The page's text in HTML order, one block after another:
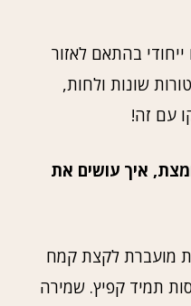
בהתאם לאזור
שונות ולחות,
עם זה!
איך עושים את
מועברת לקצת קמח
תמיד קפיץ. שמירה